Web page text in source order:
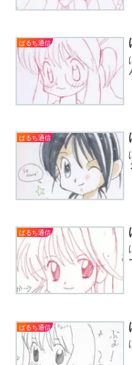
ぱるち通信
ぱるち通信
ぱるち通信
ぱるち通信